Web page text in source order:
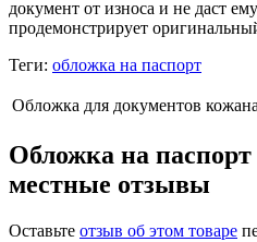
документ от износа и не даст
продемонстрирует
Теги: обложка на паспорт
Обложка для документов
Обложка на
местные отзывы
Оставьте отзыв об этом товаре